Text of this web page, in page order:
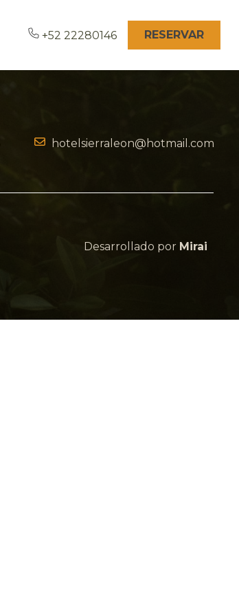
+52 22280146 RESERVAR
hotelsierraleon@hotmail.com
Desarrollado por Mirai